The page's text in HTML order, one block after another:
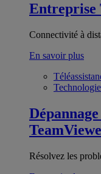
Entreprise
Connectivité à
En savoir plus
Résolvez les